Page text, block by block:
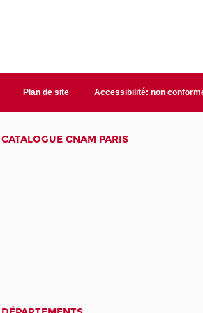
Plan de site Accessibilité: non
CATALOGUE CNAM PARIS